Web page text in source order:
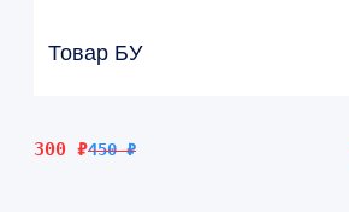
Товар БУ
450₽
Первоначальная
300 ₽
Текущая